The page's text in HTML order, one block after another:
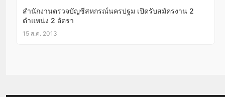
สำนักงานตรวจบัญชีสหกรณ์นครปฐม เปิดรับสมัครงาน 2
ตำแหน่ง 2 อัตรา
15 ส.ค. 2013